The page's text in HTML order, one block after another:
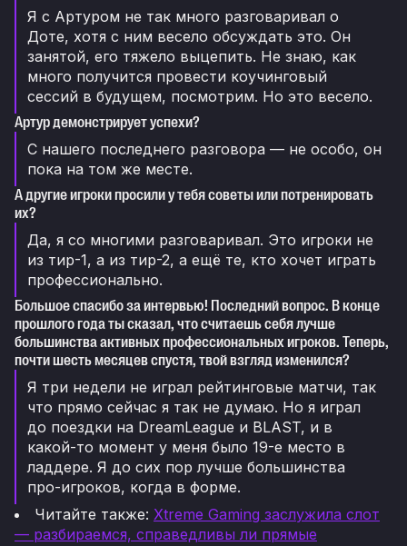
Я с Артуром не так много разговаривал о
Доте, хотя с ним весело обсуждать это. Он
занятой, его тяжело выцепить. Не знаю, как
много получится провести коучинговый
сессий в будущем, посмотрим. Но это весело.
Артур демонстрирует успехи?
С нашего последнего разговора — не особо, он
пока на том же месте.
А другие игроки просили у тебя советы или потренировать
их?
Да, я со многими разговаривал. Это игроки не
из тир-1, а из тир-2, а ещё те, кто хочет играть
профессионально.
Большое спасибо за интервью! Последний вопрос. В конце
прошлого года ты сказал, что считаешь себя лучше
большинства активных профессиональных игроков. Теперь,
почти шесть месяцев спустя, твой взгляд изменился?
Я три недели не играл рейтинговые матчи, так
что прямо сейчас я так не думаю. Но я играл
до поездки на DreamLeague и BLAST, и в
какой-то момент у меня было 19-е место в
ладдере. Я до сих пор лучше большинства
про-игроков, когда в форме.
Читайте также: Xtreme Gaming заслужила слот
— разбираемся, справедливы ли прямые